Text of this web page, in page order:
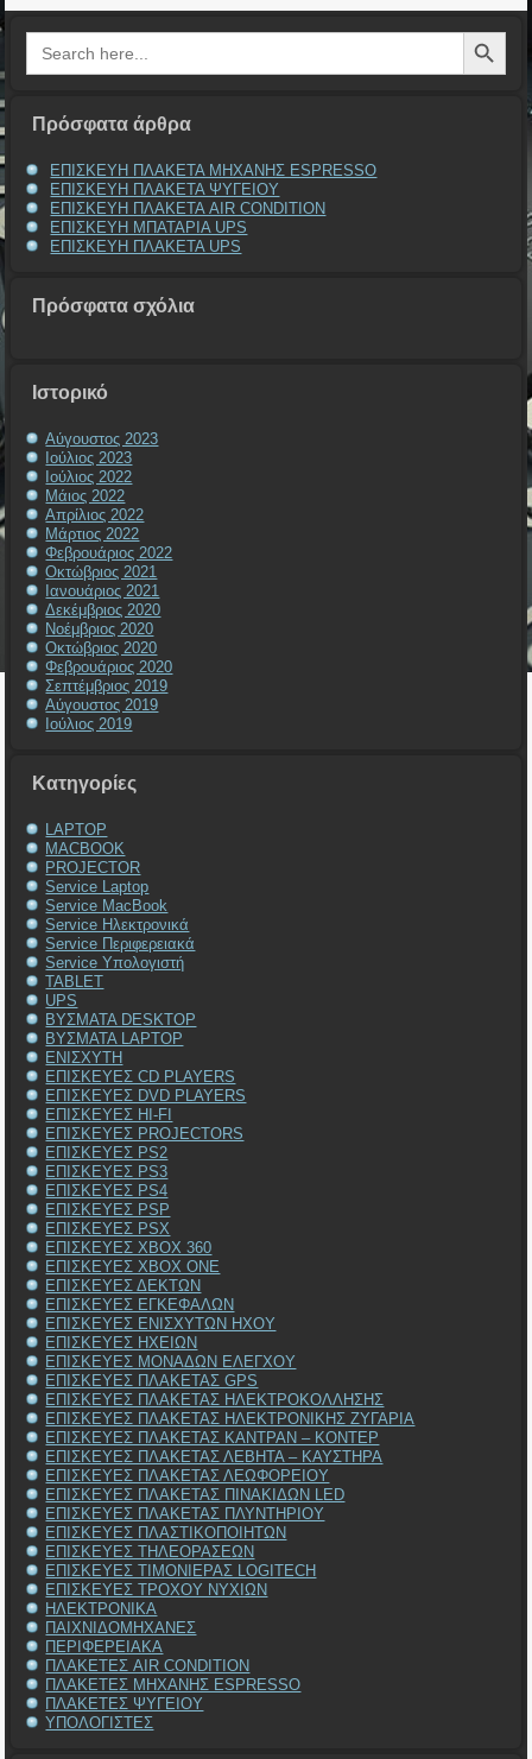
Search
for:
Search Button
Πρόσφατα άρθρα
ΕΠΙΣΚΕΥΗ ΠΛΑΚΕΤΑ ΜΗΧΑΝΗΣ ESPRESSO
ΕΠΙΣΚΕΥΗ ΠΛΑΚΕΤΑ ΨΥΓΕΙΟΥ
ΕΠΙΣΚΕΥΗ ΠΛΑΚΕΤΑ AIR CONDITION
ΕΠΙΣΚΕΥΗ ΜΠΑΤΑΡΙΑ UPS
ΕΠΙΣΚΕΥΗ ΠΛΑΚΕΤΑ UPS
Πρόσφατα σχόλια
Ιστορικό
Αύγουστος 2023
Ιούλιος 2023
Ιούλιος 2022
Μάιος 2022
Απρίλιος 2022
Μάρτιος 2022
Φεβρουάριος 2022
Οκτώβριος 2021
Ιανουάριος 2021
Δεκέμβριος 2020
Νοέμβριος 2020
Οκτώβριος 2020
Φεβρουάριος 2020
Σεπτέμβριος 2019
Αύγουστος 2019
Ιούλιος 2019
Kατηγορίες
LAPTOP
MACBOOK
PROJECTOR
Service Laptop
Service MacBook
Service Ηλεκτρονικά
Service Περιφερειακά
Service Υπολογιστή
TABLET
UPS
ΒΥΣΜΑΤΑ DESKTOP
ΒΥΣΜΑΤΑ LAPTOP
ΕΝΙΣΧΥΤΗ
ΕΠΙΣΚΕΥΕΣ CD PLAYERS
ΕΠΙΣΚΕΥΕΣ DVD PLAYERS
ΕΠΙΣΚΕΥΕΣ HI-FI
ΕΠΙΣΚΕΥΕΣ PROJECTORS
ΕΠΙΣΚΕΥΕΣ PS2
ΕΠΙΣΚΕΥΕΣ PS3
ΕΠΙΣΚΕΥΕΣ PS4
ΕΠΙΣΚΕΥΕΣ PSP
ΕΠΙΣΚΕΥΕΣ PSX
ΕΠΙΣΚΕΥΕΣ XBOX 360
ΕΠΙΣΚΕΥΕΣ XBOX ONE
ΕΠΙΣΚΕΥΕΣ ΔΕΚΤΩΝ
ΕΠΙΣΚΕΥΕΣ ΕΓΚΕΦΑΛΩΝ
ΕΠΙΣΚΕΥΕΣ ΕΝΙΣΧΥΤΩΝ ΗΧΟΥ
ΕΠΙΣΚΕΥΕΣ ΗΧΕΙΩΝ
ΕΠΙΣΚΕΥΕΣ ΜΟΝΑΔΩΝ ΕΛΕΓΧΟΥ
ΕΠΙΣΚΕΥΕΣ ΠΛΑΚΕΤΑΣ GPS
ΕΠΙΣΚΕΥΕΣ ΠΛΑΚΕΤΑΣ ΗΛΕΚΤΡΟΚΟΛΛΗΣΗΣ
ΕΠΙΣΚΕΥΕΣ ΠΛΑΚΕΤΑΣ ΗΛΕΚΤΡΟΝΙΚΗΣ ΖΥΓΑΡΙΑ
ΕΠΙΣΚΕΥΕΣ ΠΛΑΚΕΤΑΣ ΚΑΝΤΡΑΝ – ΚΟΝΤΕΡ
ΕΠΙΣΚΕΥΕΣ ΠΛΑΚΕΤΑΣ ΛΕΒΗΤΑ – ΚΑΥΣΤΗΡΑ
ΕΠΙΣΚΕΥΕΣ ΠΛΑΚΕΤΑΣ ΛΕΩΦΟΡΕΙΟΥ
ΕΠΙΣΚΕΥΕΣ ΠΛΑΚΕΤΑΣ ΠΙΝΑΚΙΔΩΝ LED
ΕΠΙΣΚΕΥΕΣ ΠΛΑΚΕΤΑΣ ΠΛΥΝΤΗΡΙΟΥ
ΕΠΙΣΚΕΥΕΣ ΠΛΑΣΤΙΚΟΠΟΙΗΤΩΝ
ΕΠΙΣΚΕΥΕΣ ΤΗΛΕΟΡΑΣΕΩΝ
ΕΠΙΣΚΕΥΕΣ ΤΙΜΟΝΙΕΡΑΣ LOGITECH
ΕΠΙΣΚΕΥΕΣ ΤΡΟΧΟΥ ΝΥΧΙΩΝ
ΗΛΕΚΤΡΟΝΙΚΑ
ΠΑΙΧΝΙΔΟΜΗΧΑΝΕΣ
ΠΕΡΙΦΕΡΕΙΑΚΑ
ΠΛΑΚΕΤΕΣ AIR CONDITION
ΠΛΑΚΕΤΕΣ ΜΗΧΑΝΗΣ ESPRESSO
ΠΛΑΚΕΤΕΣ ΨΥΓΕΙΟΥ
ΥΠΟΛΟΓΙΣΤΕΣ